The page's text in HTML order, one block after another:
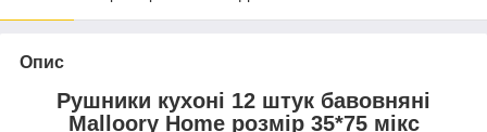
Опис
Рушники кухоні 12 штук бавовняні
Malloory Home розмір 35*75 мікс